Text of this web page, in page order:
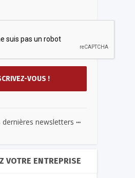
dernières newsletters ...
VOTRE ENTREPRISE